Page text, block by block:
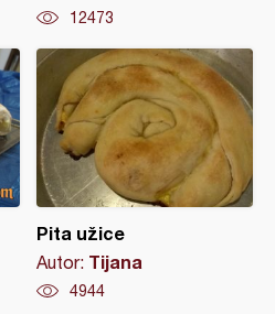
12473
Pita užice
Autor: Tijana
4944